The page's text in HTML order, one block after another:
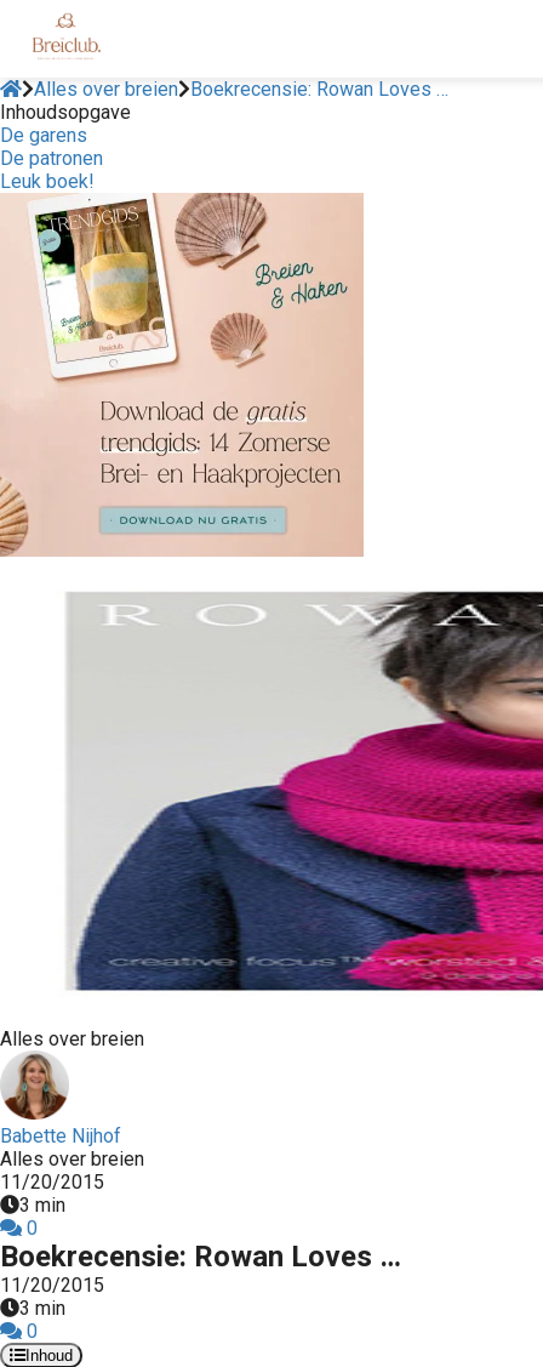
Alles over breien
Boekrecensie: Rowan Loves …
Inhoudsopgave
De garens
De patronen
Leuk boek!
Alles over breien
Babette Nijhof
Alles over breien
11/20/2015
3 min
0
Boekrecensie: Rowan Loves …
11/20/2015
3 min
0
Inhoud